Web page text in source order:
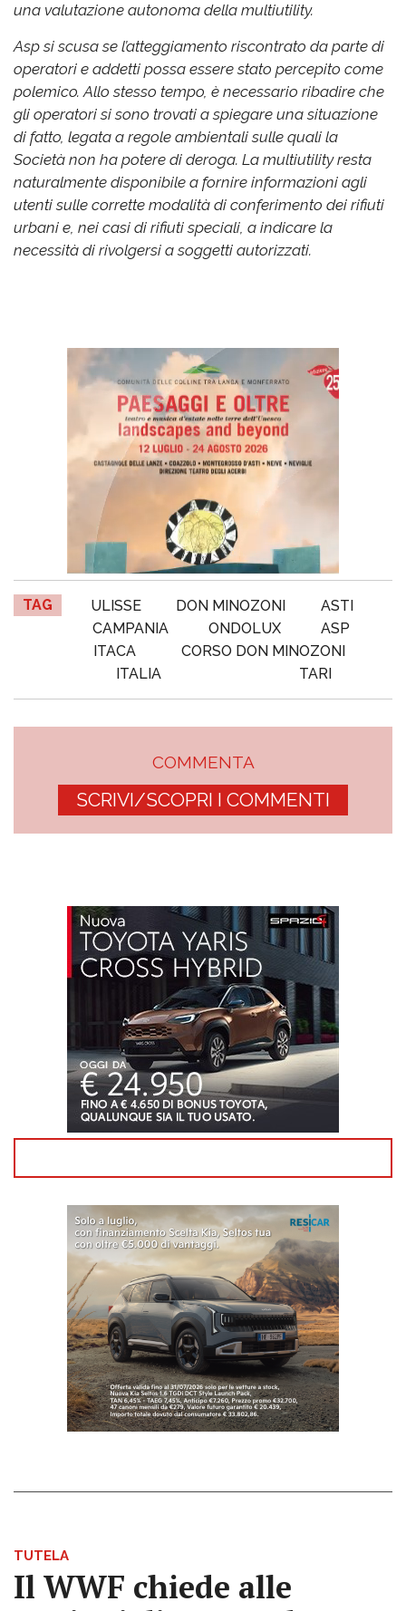
una valutazione autonoma della multiutility.
Asp si scusa se l’atteggiamento riscontrato da parte di
operatori e addetti possa essere stato percepito come
polemico. Allo stesso tempo, è necessario ribadire che
gli operatori si sono trovati a spiegare una situazione
di fatto, legata a regole ambientali sulle quali la
Società non ha potere di deroga. La multiutility resta
naturalmente disponibile a fornire informazioni agli
utenti sulle corrette modalità di conferimento dei rifiuti
urbani e, nei casi di rifiuti speciali, a indicare la
necessità di rivolgersi a soggetti autorizzati.
TAG ULISSE DON MINOZONI
ASTI
CAMPANIA
ONDOLUX
ASP
ITACA
CORSO DON MINOZONI
ITALIA
TARI
COMMENTA
SCRIVI/SCOPRI I COMMENTI
TUTELA
Il WWF chiede alle